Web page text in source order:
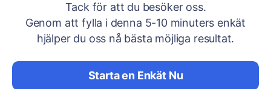
Tack för att du besöker oss.
Genom att fylla i denna 5-10 minuters enkät
hjälper du oss nå bästa möjliga resultat.
Starta en Enkät Nu